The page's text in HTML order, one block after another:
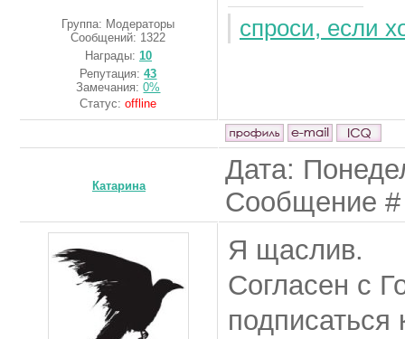
Группа: Модераторы
Сообщений: 1322
Награды: 10
Репутация:43
Замечания:0%
Статус:offline
спроси, если
Катарина
Дата:
Сообщение
Я щаслив.
Согласен с